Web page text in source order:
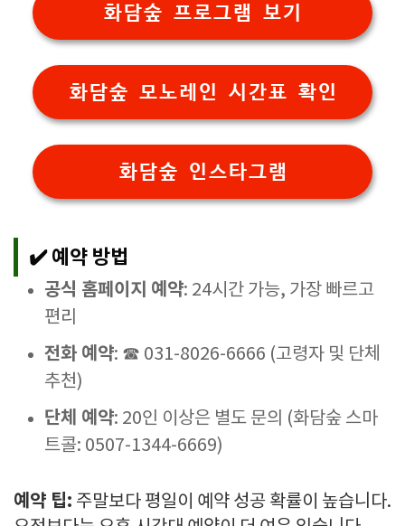
화담숲 프로그램 보기
화담숲 모노레인 시간표 확인
화담숲 인스타그램
✔️ 예약 방법
공식 홈페이지 예약: 24시간 가능, 가장 빠르고
편리
전화 예약: ☎ 031-8026-6666 (고령자 및 단체
추천)
단체 예약: 20인 이상은 별도 문의 (화담숲 스마
트콜: 0507-1344-6669)
예약 팁: 주말보다 평일이 예약 성공 확률이 높습니다.